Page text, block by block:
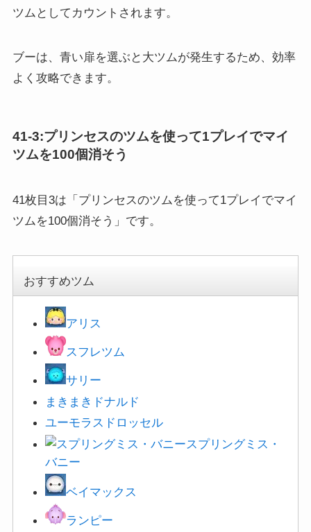
ツムとしてカウントされます。
ブーは、青い扉を選ぶと大ツムが発生するため、効率
よく攻略できます。
41-3:プリンセスのツムを使って1プレイでマイ
ツムを100個消そう
41枚目3は「プリンセスのツムを使って1プレイでマイ
ツムを100個消そう」です。
おすすめツム
アリス
スフレツム
サリー
まきまきドナルド
ユーモラスドロッセル
スプリングミス・
バニー
ベイマックス
ランピー